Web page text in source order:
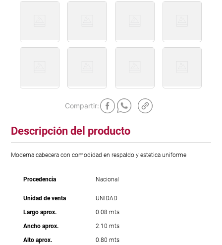
Descripción del producto
Moderna cabecera con comodidad en respaldo y estetica uniforme
Procedencia Nacional
Unidad de venta
UNIDAD
Largo aprox.
0.08 mts
Ancho aprox.
2.10 mts
Alto aprox.
0.80 mts